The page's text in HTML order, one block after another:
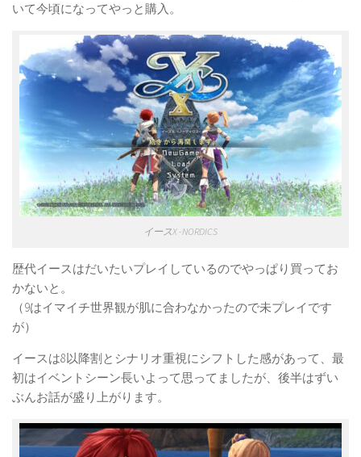
いて今頃になってやっと購入。
イースX -NORDICS
歴代イースはだいたいプレイしているのでやっぱり買ってお
かないと。
（9はイマイチ世界観が肌に合わなかったので未プレイです
が）
イースは8以降割とシナリオ重視にシフトした感があって、最
初はイベントシーン長いよって思ってましたが、後半はずい
ぶんお話が盛り上がります。